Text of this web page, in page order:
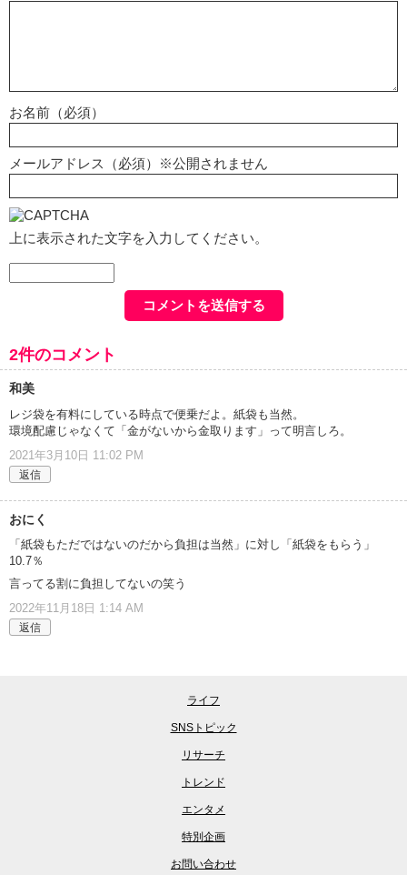
お名前（必須）
メールアドレス（必須）※公開されません
上に表示された文字を入力してください。
2件のコメント
和美
レジ袋を有料にしている時点で便乗だよ。紙袋も当然。
環境配慮じゃなくて「金がないから金取ります」って明言しろ。
2021年3月10日 11:02 PM
返信
おにく
「紙袋もただではないのだから負担は当然」に対し「紙袋をもらう」
10.7％
言ってる割に負担してないの笑う
2022年11月18日 1:14 AM
返信
ライフ
SNSトピック
リサーチ
トレンド
エンタメ
特別企画
お問い合わせ